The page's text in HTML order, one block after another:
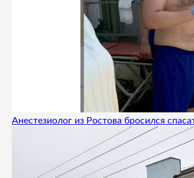
Анестезиолог из Ростова бросился